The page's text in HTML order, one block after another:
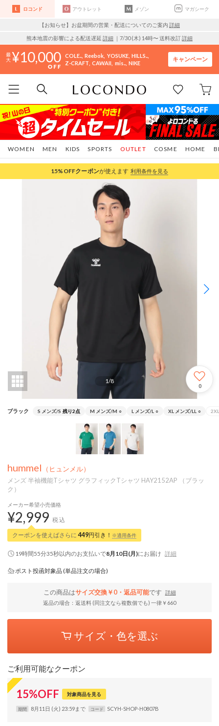
ロコンド アウトレット メゾン マガシーク
【お知らせ】お盆期間の営業・配送についてのご案内 詳細
熊本地震の影響による配送遅延 詳細 ｜7/30 (木) 14時〜 送料改訂詳細
10,000 COLE.. Reebok YOSUKE HILLS..
Z-CRAFT CAWAII mis.. NIKE
キャンペーン
WOMEN MEN KIDS SPORTS COSME HOME
OUTLET
15%OFFクーポンが使えます 利用条件を見る
1/8
0
ブラック S メンズ/S 残り2点 M メンズ/M ○ L メンズ/L ○ XL メンズ/LL ○
hummel （ヒュンメル）
メンズ 半袖機能Tシャツ グラフィックTシャツ HAY2152AP （ブラッ
ク）
メーカー希望小売価格
¥2,999 税込
クーポンを使えばさらに 449円引き！ ※適用条件
19時間55分34秒以内のお支払いで8月10日(月)にお届け 詳細
ポスト投函対象品 (単品注文の場合)
この商品はサイズ交換￥0・返品可能です
詳細
返品の場合：返送料 (同注文なら複数個でも) 一律￥660
サイズ・色を選ぶ
ご利用可能なクーポン
15%OFF 対象商品を見る
期間 8月11日 (火) 23:59まで コード SCYH-SHOP-H0807B